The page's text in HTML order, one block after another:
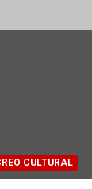
CULTURAL